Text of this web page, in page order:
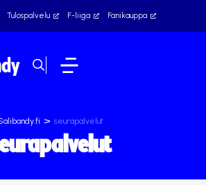
Tulospalvelu F-liiga Fanikauppa
> seurapalvelut